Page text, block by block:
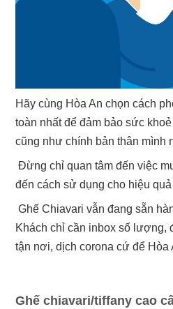
Hãy cùng Hòa An chọn cách
toàn nhất để đảm bảo sức
cũng như chính bản thân mình
Đừng chỉ quan tâm đến việc
đến cách sử dụng cho hiệu
Ghế Chiavari vẫn đang sẵn
Khách chỉ cần inbox số lượng,
tận nơi, dịch corona cứ để Hòa
Ghế chiavari/tiffany cao